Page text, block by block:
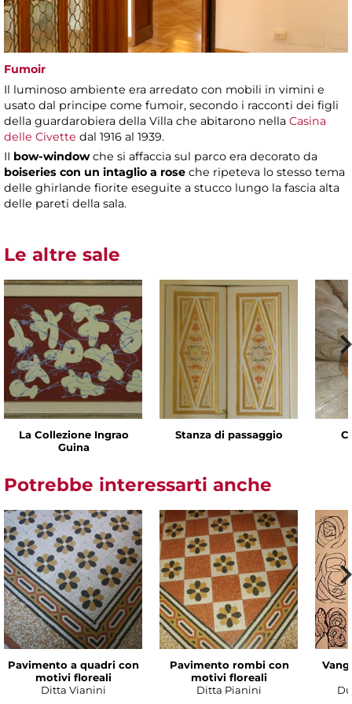
Fumoir
Il luminoso ambiente era arredato con mobili in vimini e
usato dal principe come fumoir, secondo i racconti dei figli
della guardarobiera della Villa che abitarono nella Casina
delle Civette dal 1916 al 1939.
II bow-windowche si affaccia sul parco era decorato da
boiseries con un intaglio a rose che ripeteva lo stesso tema
delle ghirlande fiorite eseguite a stucco lungo la fascia alta
delle pareti della sala.
Le altre sale
La Collezione Ingrao
Guina
Stanza di passaggio
Potrebbe interessarti anche
Pavimento a quadri con
motivi floreali
Ditta Vianini
Pavimento rombi con
motivi floreali
Ditta Pianini